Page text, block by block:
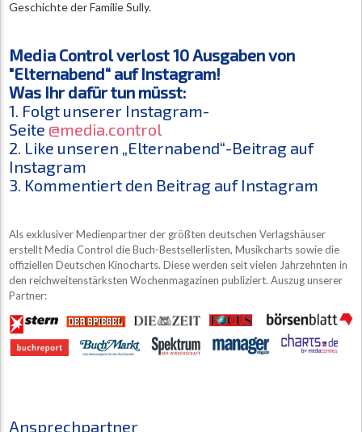
Geschichte der Familie Sully.
Media Control verlost 10 Ausgaben von
"Elternabend“ auf Instagram!
Was Ihr dafür tun müsst:
1. Folgt unserer Instagram-
Seite @media.control
2. Like unseren „Elternabend“-Beitrag auf
Instagram
3. Kommentiert den Beitrag auf Instagram
Als exklusiver Medienpartner der größten deutschen Verlagshäuser
erstellt Media Control die Buch-Bestsellerlisten, Musikcharts sowie die
offiziellen Deutschen Kinocharts. Diese werden seit vielen Jahrzehnten in
den reichweitenstärksten Wochenmagazinen publiziert. Auszug unserer
Partner:
Ansprechpartner